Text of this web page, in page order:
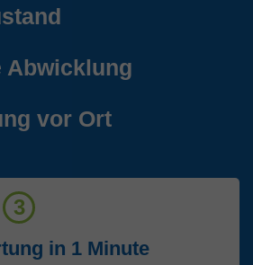
Abwicklung
vor Ort
3
in 1 Minute